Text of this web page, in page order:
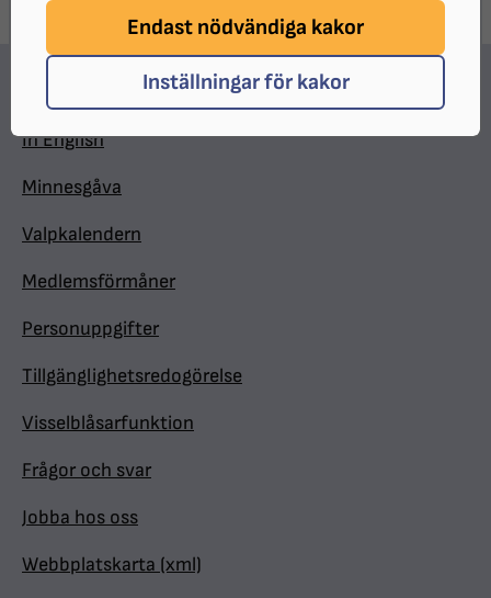
Endast nödvändiga kakor
Inställningar för kakor
In English
Minnesgåva
Valpkalendern
Medlemsförmåner
Personuppgifter
Tillgänglighetsredogörelse
Visselblåsarfunktion
Frågor och svar
Jobba hos oss
Webbplatskarta (xml)